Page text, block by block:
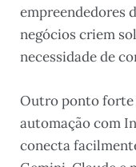
empreendedores
negócios criem
necessidade de
Outro ponto forte
automação com
conecta